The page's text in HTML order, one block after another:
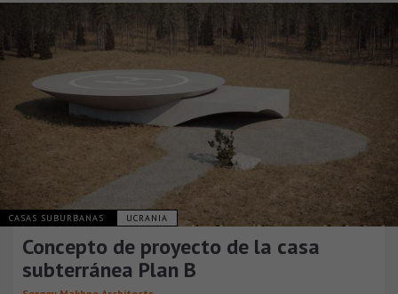
CASAS SUBURBANAS UCRANIA
Concepto de proyecto de la casa
subterránea Plan B